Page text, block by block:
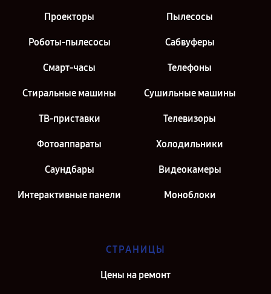
Проекторы Пылесосы
Роботы-пылесосы Сабвуферы
Смарт-часы Телефоны
Стиральные машины Сушильные машины
ТВ-приставки Телевизоры
Фотоаппараты Холодильники
Саундбары Видеокамеры
Интерактивные панели Моноблоки
СТРАНИЦЫ
Цены на ремонт